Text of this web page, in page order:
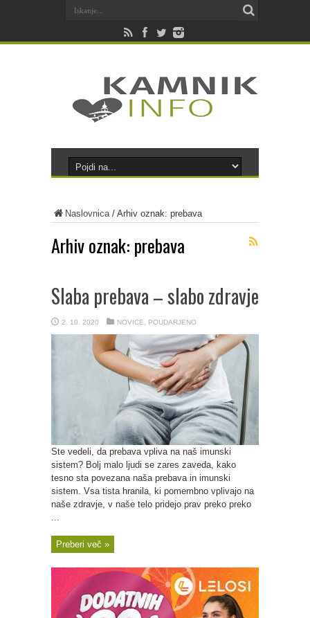
Naslovnica/ Arhiv oznak: prebava
Arhiv oznak: prebava
Slaba prebava – slabo zdravje
2. 10. 2020 NOVICE POUDARJENO
Ste vedeli, da prebava vpliva na naš imunski
sistem? Bolj malo ljudi se zares zaveda, kako
tesno sta povezana naša prebava in imunski
sistem. Vsa tista hranila, ki pomembno vplivajo na
naše zdravje, v naše telo pridejo prav preko preko
...
Preberi več »